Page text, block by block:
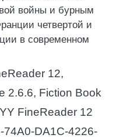
войны и бурным
четвертой и
в современном
12,
2.6.6, Fiction Book
FineReader 12
74A0-DA1C-4226-